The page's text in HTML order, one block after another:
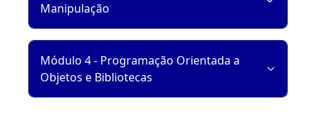
Manipulação
Módulo 4 - Programação Orientada a
Objetos e Bibliotecas